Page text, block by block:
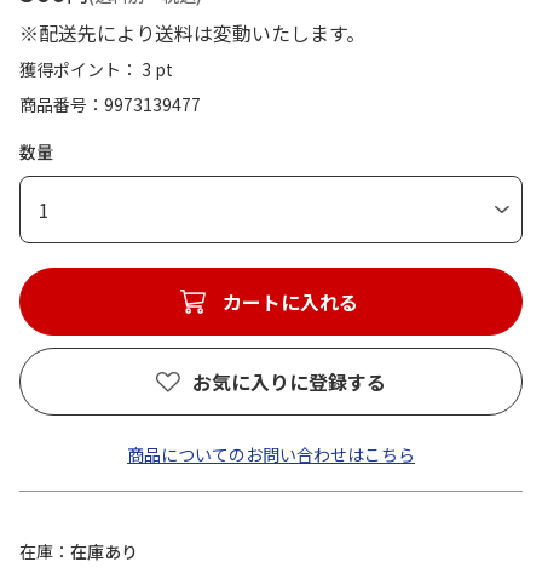
※配送先により送料は変動いたします。
獲得ポイント： 3 pt
商品番号
9973139477
数量
1
カートに入れる
お気に入りに登録する
商品についてのお問い合わせはこちら
在庫 在庫あり